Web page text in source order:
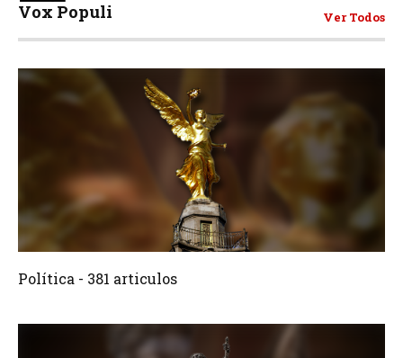
Vox Populi Ver Todos
381 Articulos
Política - 381 articulos